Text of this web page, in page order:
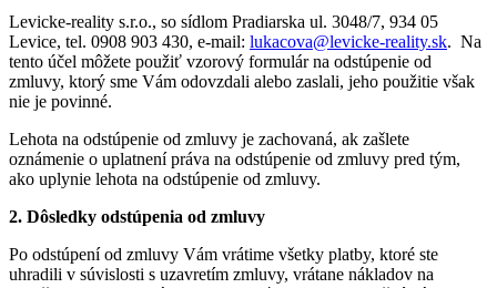
Levicke-reality s.r.o., so sídlom Pradiarska ul. 3048/7, 934 05
Levice, tel. 0908 903 430, e-mail: lukacova@levicke-reality.sk. Na
tento účel môžete použiť vzorový formulár na odstúpenie od
zmluvy, ktorý sme Vám odovzdali alebo zaslali, jeho použitie však
nie je povinné.
Lehota na odstúpenie od zmluvy je zachovaná, ak zašlete
oznámenie o uplatnení práva na odstúpenie od zmluvy pred tým,
ako uplynie lehota na odstúpenie od zmluvy.
2. Dôsledky odstúpenia od zmluvy
Po odstúpení od zmluvy Vám vrátime všetky platby, ktoré ste
uhradili v súvislosti s uzavretím zmluvy, vrátane nákladov na